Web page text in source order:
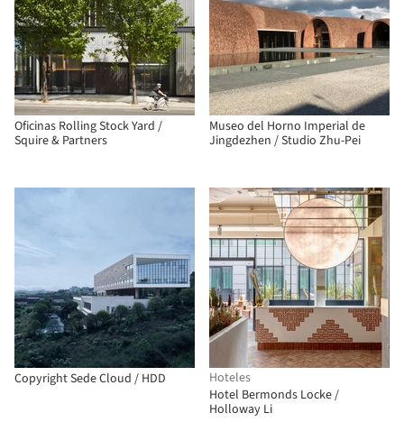
Oficinas Rolling Stock Yard /
Squire & Partners
Museo del Horno Imperial de
Jingdezhen / Studio Zhu-Pei
Copyright Sede Cloud / HDD
Hoteles
Hotel Bermonds Locke /
Holloway Li